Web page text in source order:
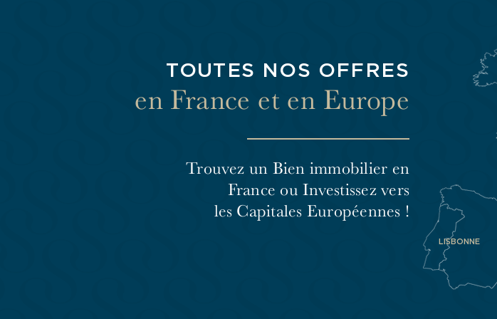
TOUTES NOS OFFRES
en France et en Europe
Trouvez un Bien immobilier en
France ou Investissez vers
les Capitales Européennes !
LISBONNE